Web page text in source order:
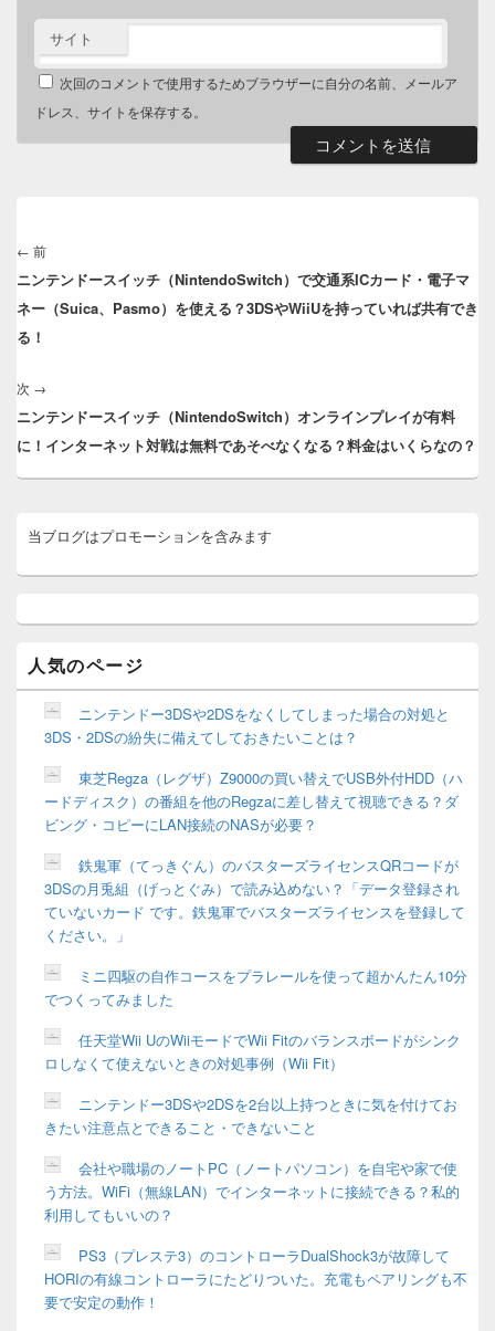
サイト
次回のコメントで使用するためブラウザーに自分の名前、メールア
ドレス、サイトを保存する。
稿
ナ
ビ
ゲ
ー
ョ
ン
← 前
の
投
ニンテンドースイッチ（NintendoSwitch）で交通系ICカード・電子マ
ネー（Suica、Pasmo）を使える？3DSやWiiUを持っていれば共有でき
る！
次 →
の
投
稿:
ニンテンドースイッチ（NintendoSwitch）オンラインプレイが有料
に！インターネット対戦は無料であそべなくなる？料金はいくらなの？
イ
サ
ド
ウ
当ブログはプロモーションを含みます
人気のページ
ニンテンドー3DSや2DSをなくしてしまった場合の対処と
3DS・2DSの紛失に備えてしておきたいことは？
東芝Regza（レグザ）Z9000の買い替えでUSB外付HDD（ハ
ードディスク）の番組を他のRegzaに差し替えて視聴できる？ダ
ビング・コピーにLAN接続のNASが必要？
鉄鬼軍（てっきぐん）のバスターズライセンスQRコードが
3DSの月兎組（げっとぐみ）で読み込めない？「データ登録され
ていないカード です。鉄鬼軍でバスターズライセンスを登録して
ください。」
ミニ四駆の自作コースをプラレールを使って超かんたん10分
でつくってみました
任天堂Wii UのWiiモードでWii Fitのバランスボードがシンク
ロしなくて使えないときの対処事例（Wii Fit）
ニンテンドー3DSや2DSを2台以上持つときに気を付けてお
きたい注意点とできること・できないこと
会社や職場のノートPC（ノートパソコン）を自宅や家で使
う方法。WiFi（無線LAN）でインターネットに接続できる？私的
利用してもいいの？
PS3（プレステ3）のコントローラDualShock3が故障して
HORIの有線コントローラにたどりついた。充電もペアリングも不
要で安定の動作！